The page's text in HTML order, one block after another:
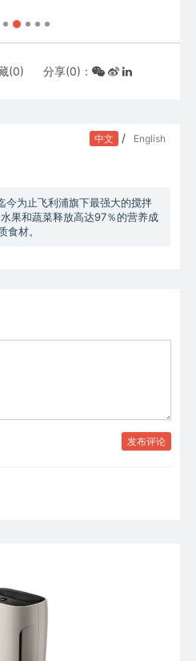
(0) 分享(0)：
中文 / English
为止飞利浦旗下最强大的搅拌
果和蔬菜释放高达97％的营养成
食材。
发布评论